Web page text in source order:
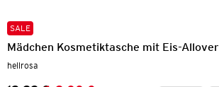
SALE
Mädchen Kosmetiktasche mit Eis-Allover
hellrosa